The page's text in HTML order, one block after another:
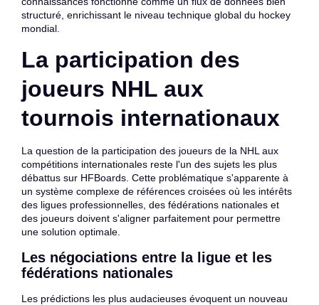
structuré, enrichissant le niveau technique global du hockey
mondial.
La participation des
joueurs NHL aux
tournois internationaux
La question de la participation des joueurs de la NHL aux
compétitions internationales reste l'un des sujets les plus
débattus sur HFBoards. Cette problématique s'apparente à
un système complexe de références croisées où les intérêts
des ligues professionnelles, des fédérations nationales et
des joueurs doivent s'aligner parfaitement pour permettre
une solution optimale.
Les négociations entre la ligue et les
fédérations nationales
Les prédictions les plus audacieuses évoquent un nouveau